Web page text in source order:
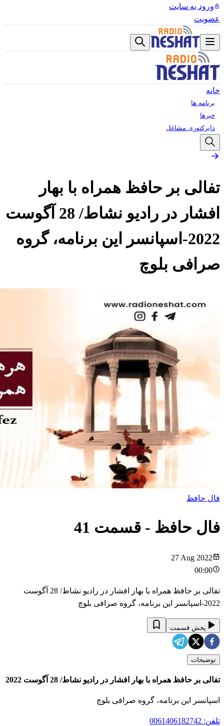
ورود به سایت
عضویت
خانه
برنامه ها
خبرها
دایرکتوری مشاغل
تفالی بر حافظ همراه با بهار
افشار در رادیو نشاط/ 28 آگوست
2022-اسپانسر این برنامه، گروه
صرافی بلوچ
فال حافظ
فال حافظ - قسمت 41
27 Aug 2022
00:00
تفالی بر حافظ همراه با بهار افشار در رادیو نشاط/ 28 آگوست
2022-اسپانسر این برنامه، گروه صرافی بلوچ
پخش قسمت
توضیحات
تفالی بر حافظ همراه با بهار افشار در رادیو نشاط/ 28 آگوست 2022
اسپانسر این برنامه، گروه صرافی بلوچ
تلفن: 0061406182742